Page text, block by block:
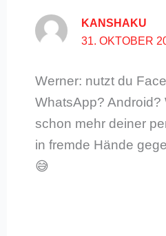
KANSHAKU
31. OKTOBER
Werner: nutzt du
WhatsApp? Android?
schon mehr deiner
in fremde Hände
😅